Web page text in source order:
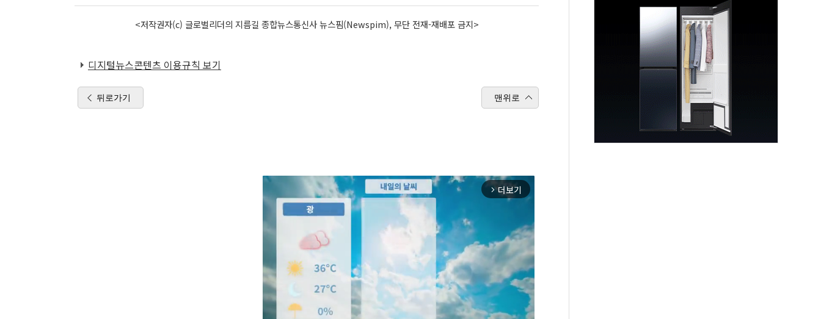
<저작권자(c) 글로벌리더의 지름길 종합뉴스통신사 뉴스핌(Newspim), 무단 전재-재배포 금지>
디지털뉴스콘텐츠 이용규칙 보기
뒤로가기 맨위로
arrow_forward_ios 더보기